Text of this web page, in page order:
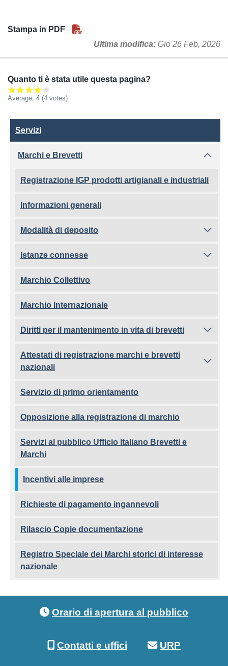
Stampa in PDF
Ultima modifica Gio 26 Feb, 2026
Quanto ti è stata utile questa pagina?
Average: 4 (4 votes)
Servizi
Servizi
Marchi e Brevetti
Registrazione IGP prodotti artigianali e industriali
Informazioni generali
Modalità di deposito
Istanze connesse
Marchio Collettivo
Marchio Internazionale
Diritti per il mantenimento in vita di brevetti
Attestati di registrazione marchi e brevetti
nazionali
Servizio di primo orientamento
Opposizione alla registrazione di marchio
Servizi al pubblico Ufficio Italiano Brevetti e
Marchi
Incentivi alle imprese
Richieste di pagamento ingannevoli
Rilascio Copie documentazione
Registro Speciale dei Marchi storici di interesse
nazionale
Orario di apertura al pubblico
Contatti e uffici URP